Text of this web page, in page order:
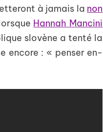
à jamais la non
Hannah Mancini
slovène a tenté la
encore : « penser en-